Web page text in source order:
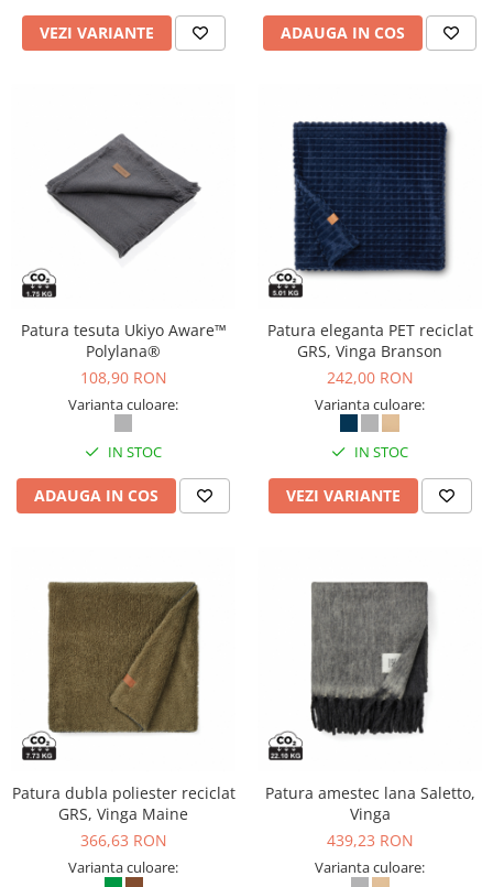
VEZI VARIANTE ADAUGA IN COS
Patura tesuta Ukiyo Aware™
Polylana®
108,90 RON
Varianta culoare:
IN STOC
ADAUGA IN COS
Patura eleganta PET reciclat
GRS, Vinga Branson
242,00 RON
Varianta culoare:
IN STOC
VEZI VARIANTE
Patura dubla poliester reciclat
GRS, Vinga Maine
366,63 RON
Varianta culoare:
Patura amestec lana Saletto,
Vinga
439,23 RON
Varianta culoare: